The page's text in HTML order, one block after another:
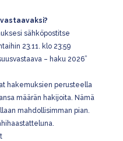
sähköpostitse
23.11. klo 23:59
– haku 2026”
hakemuksien perusteella
määrän hakijoita. Nämä
mahdollisimman pian.